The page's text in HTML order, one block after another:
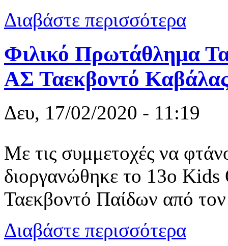
Διαβάστε περισσότερα
Φιλικό Πρωτάθλημα
ΑΣ Ταεκβοντό
Δευ, 17/02/2020 - 11:19
Με τις συμμετοχές να
διοργανώθηκε το 13ο
Ταεκβοντό Παίδων από
Διαβάστε περισσότερα